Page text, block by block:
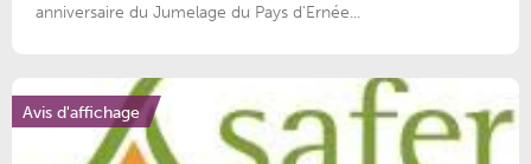
anniversaire du Jumelage du Pays d'Ernée...
Avis d'affichage